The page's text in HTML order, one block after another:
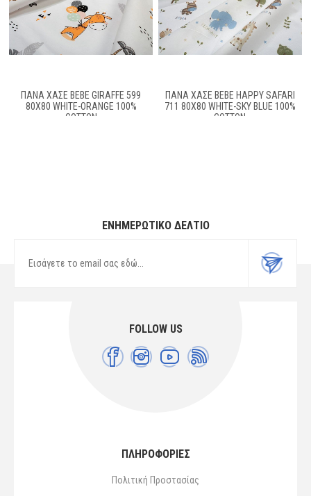
ΠΆΝΑ ΧΑΣΈ BEBE GIRAFFE 599
80X80 WHITE-ORANGE 100%
COTTON
ΠΆΝΑ ΧΑΣΈ BEBE HAPPY SAFARI
711 80X80 WHITE-SKY BLUE 100%
COTTON
ΕΝΗΜΕΡΩΤΙΚΌ ΔΕΛΤΊΟ
FOLLOW US
ΠΛΗΡΟΦΟΡΙΕΣ
Πολιτική Προστασίας